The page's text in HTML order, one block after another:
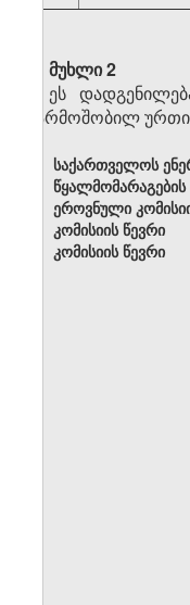
მუხლი 2
ეს
წარმოშობილ
საქართველოს
ეროვნული
კომისიის წევრი
კომისიის წევრი